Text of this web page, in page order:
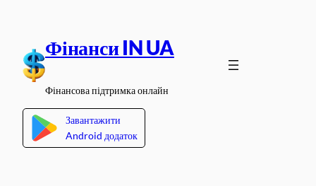
вмісту
Фінанси IN UA
Фінансова підтримка онлайн
Завантажити
Android додаток